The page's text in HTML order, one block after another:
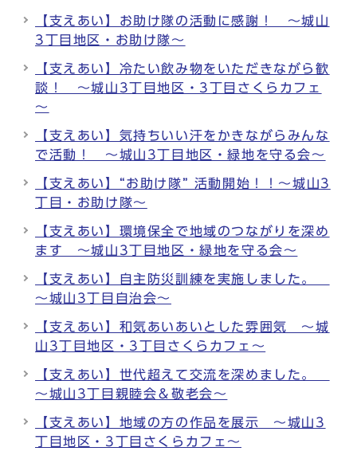
【支えあい】お助け隊の活動に感謝！ ～城山
3丁目地区・お助け隊～
【支えあい】冷たい飲み物をいただきながら歓
談！ ～城山3丁目地区・3丁目さくらカフェ
～
【支えあい】気持ちいい汗をかきながらみんな
で活動！ ～城山3丁目地区・緑地を守る会～
【支えあい】“お助け隊” 活動開始！！～城山3
丁目・お助け隊～
【支えあい】環境保全で地域のつながりを深め
ます ～城山3丁目地区・緑地を守る会～
【支えあい】自主防災訓練を実施しました。
～城山3丁目自治会～
【支えあい】和気あいあいとした雰囲気 ～城
山3丁目地区・3丁目さくらカフェ～
【支えあい】世代超えて交流を深めました。
～城山3丁目親睦会＆敬老会～
【支えあい】地域の方の作品を展示 ～城山3
丁目地区・3丁目さくらカフェ～